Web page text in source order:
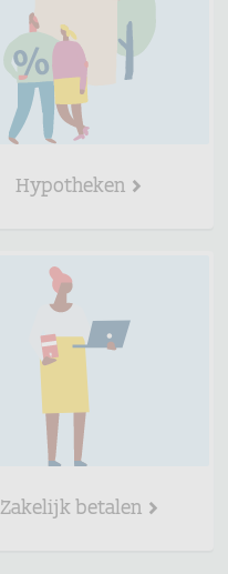
Hypotheken
Zakelijk betalen